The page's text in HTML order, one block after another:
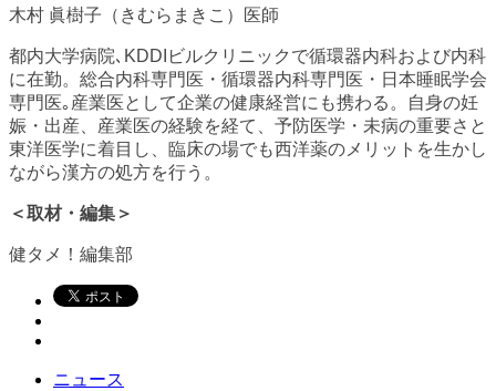
木村 眞樹子（きむらまきこ）医師
都内大学病院､KDDIビルクリニックで循環器内科および内科
に在勤。総合内科専門医・循環器内科専門医・日本睡眠学会
専門医｡産業医として企業の健康経営にも携わる。自身の妊
娠・出産、産業医の経験を経て、予防医学・未病の重要さと
東洋医学に着目し、臨床の場でも西洋薬のメリットを生かし
ながら漢方の処方を行う。
＜取材・編集＞
健タメ！編集部
ニュース